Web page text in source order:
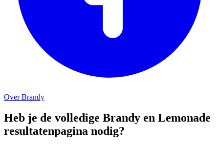
Over Brandy
Heb je de volledige Brandy en Lemonade
resultatenpagina nodig?